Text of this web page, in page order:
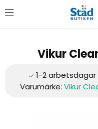
Vikur
Varumärke: Vikur